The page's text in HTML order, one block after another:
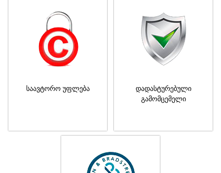
საავტორო უფლება
დადასტურებული
გამომცემელი